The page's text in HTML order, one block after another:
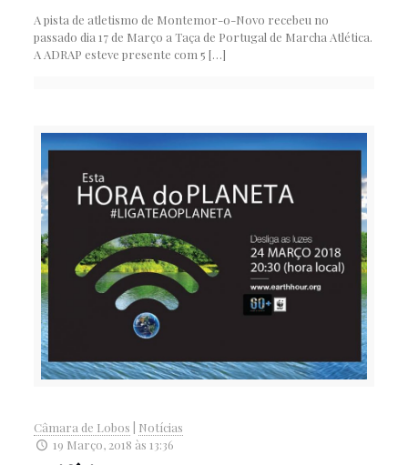
A pista de atletismo de Montemor-o-Novo recebeu no
passado dia 17 de Março a Taça de Portugal de Marcha Atlética.
A ADRAP esteve presente com 5 […]
Câmara de Lobos
Notícias
19 Março, 2018 às 13:36